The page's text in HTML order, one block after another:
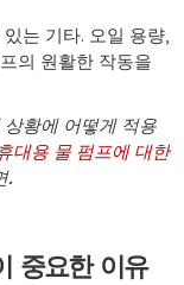
는 기타. 오일 용량,
의 원활한 작동을
황에 어떻게 적용
대용 물 펌프에 대한
.
중요한 이유